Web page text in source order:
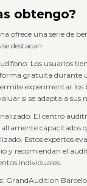
obtengo?
ofrece una serie de
destacan:
Los usuarios
gratuita durante
experimentar los
si se adapta a sus
El centro
altamente capacitados
Estos expertos
y recomiendan el
individuales.
GrandAudition